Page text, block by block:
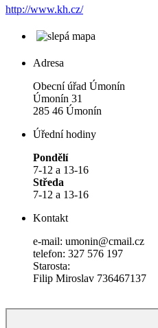
http://www.kh.cz/
Adresa
Obecní úřad Úmonín
Úmonín 31
285 46 Úmonín
Úřední hodiny
Pondělí
7-12 a 13-16
Středa
7-12 a 13-16
Kontakt
e-mail: umonin@cmail.cz
telefon: 327 576 197
Starosta:
Filip Miroslav 736467137